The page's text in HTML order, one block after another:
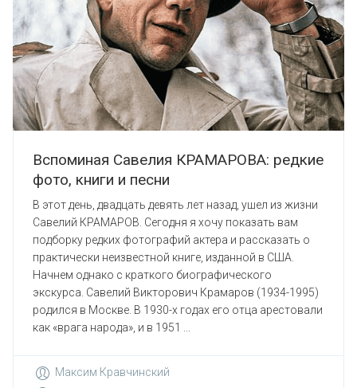
Вспоминая Савелия КРАМАРОВА: редкие
фото, книги и песни
В этот день, двадцать девять лет назад, ушел из жизни
Савелий КРАМАРОВ. Сегодня я хочу показать вам
подборку редких фотографий актера и рассказать о
практически неизвестной книге, изданной в США.
Начнем однако с краткого биографического
экскурса. Савелий Викторович Крамаров (1934-1995)
родился в Москве. В 1930-х годах его отца арестовали
как «врага народа», и в 1951 ...
Максим Кравчинский